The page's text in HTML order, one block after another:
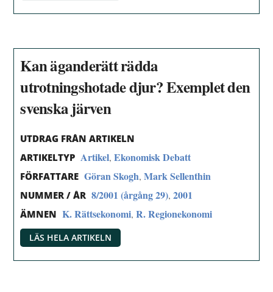
Kan äganderätt rädda
utrotningshotade djur? Exemplet den
svenska järven
UTDRAG FRÅN ARTIKELN
ARTIKELTYP Artikel,Ekonomisk Debatt
FÖRFATTARE Göran Skogh,Mark Sellenthin
NUMMER / ÅR 8/2001 (årgång 29),2001
ÄMNEN K. Rättsekonomi,R. Regionekonomi
LÄS HELA ARTIKELN